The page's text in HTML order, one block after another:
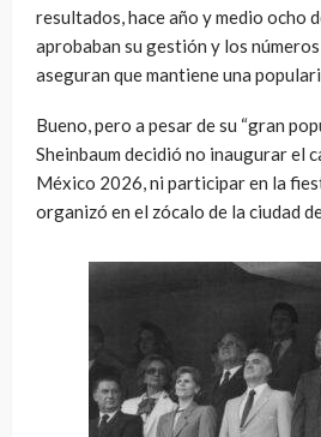
resultados, hace año y medio ocho
aprobaban su gestión y los
aseguran que mantiene una
Bueno, pero a pesar de su “gran
Sheinbaum decidió no inaugurar el
México 2026, ni participar en la
organizó en el zócalo de la ciudad